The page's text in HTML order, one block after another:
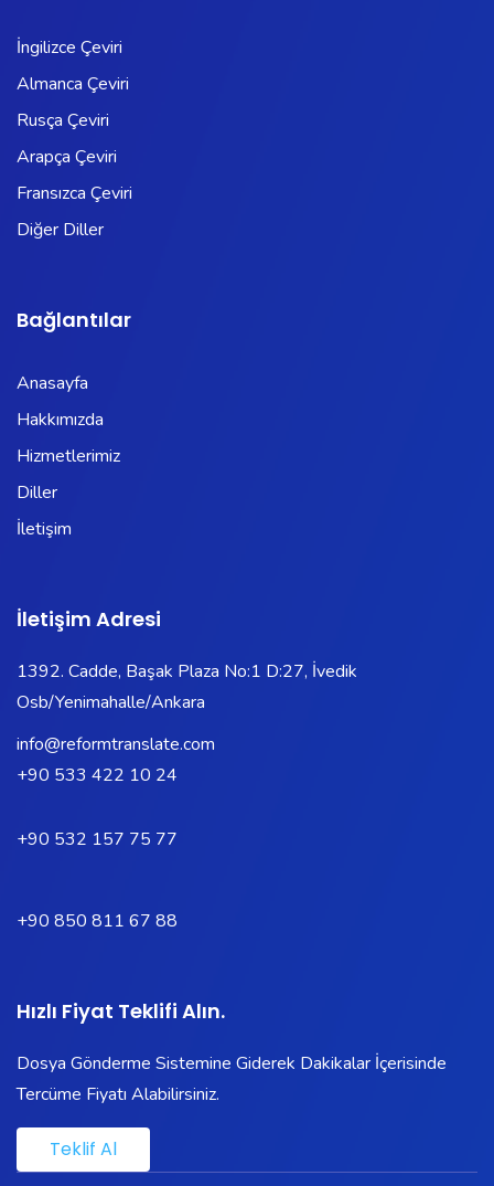
İngilizce Çeviri
Almanca Çeviri
Rusça Çeviri
Arapça Çeviri
Fransızca Çeviri
Diğer Diller
Bağlantılar
Anasayfa
Hakkımızda
Hizmetlerimiz
Diller
İletişim
İletişim Adresi
1392. Cadde, Başak Plaza No:1 D:27, İvedik
Osb/Yenimahalle/Ankara
info@reformtranslate.com
+90 533 422 10 24
+90 532 157 75 77
+90 850 811 67 88
Hızlı Fiyat Teklifi Alın.
Dosya Gönderme Sistemine Giderek Dakikalar İçerisinde
Tercüme Fiyatı Alabilirsiniz.
Teklif Al